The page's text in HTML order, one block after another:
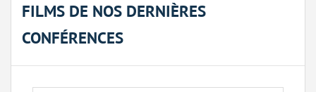
FILMS DE NOS DERNIÈRES
CONFÉRENCES